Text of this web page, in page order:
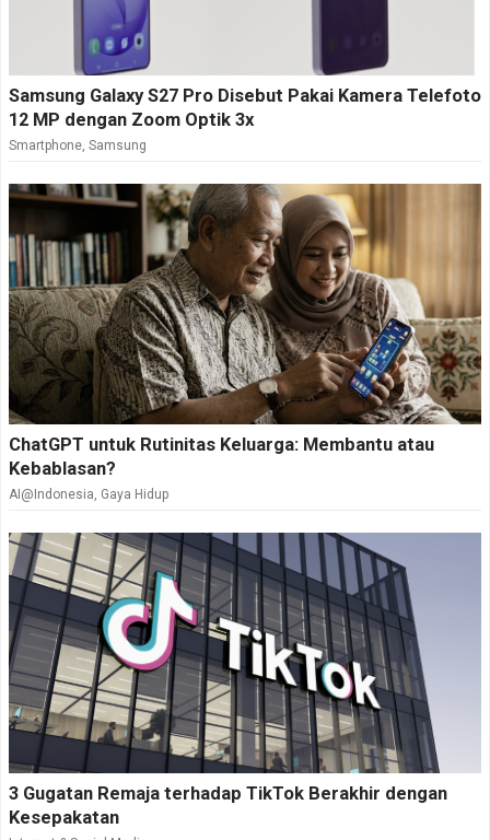
Samsung Galaxy S27 Pro Disebut Pakai Kamera Telefoto
12 MP dengan Zoom Optik 3x
Smartphone, Samsung
ChatGPT untuk Rutinitas Keluarga: Membantu atau
Kebablasan?
AI@Indonesia, Gaya Hidup
3 Gugatan Remaja terhadap TikTok Berakhir dengan
Kesepakatan